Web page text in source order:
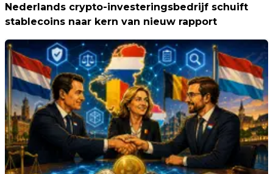
Nederlands crypto-investeringsbedrijf schuift
stablecoins naar kern van nieuw rapport